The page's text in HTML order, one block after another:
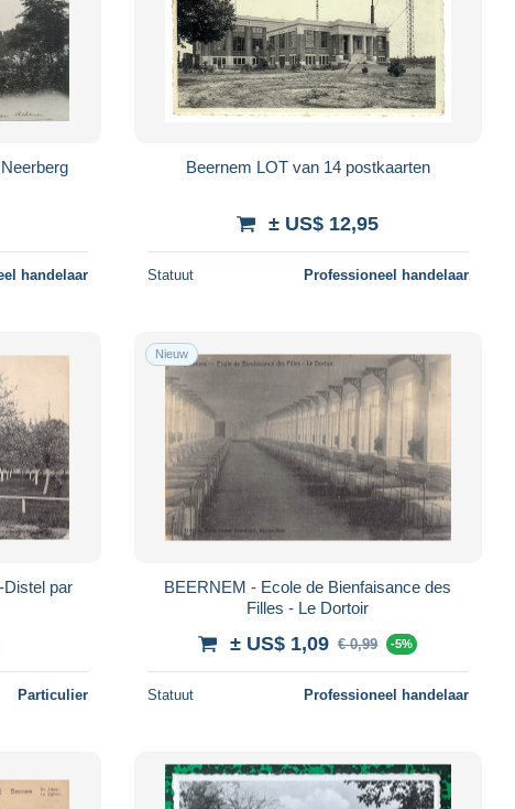
handelaar
Beernem LOT van 14 postkaarten
± US$ 12,95
Statuut Professioneel handelaar
Distel par
Particulier
Nieuw
BEERNEM - Ecole de Bienfaisance des
Filles - Le Dortoir
± US$ 1,09 € 0,99 -5%
Statuut Professioneel handelaar